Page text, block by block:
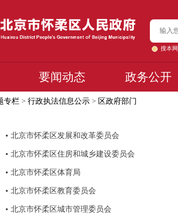
搜本网
要闻动态 政务公开
专栏 > 行政执法信息公示 > 区政府部门
北京市怀柔区发展和改革委员会
北京市怀柔区住房和城乡建设委员会
北京市怀柔区体育局
北京市怀柔区教育委员会
北京市怀柔区城市管理委员会